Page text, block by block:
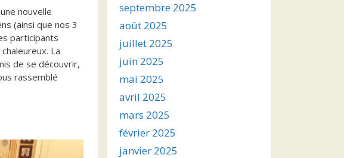
nouvelle
(ainsi que nos 3
participants
La
de se découvrir,
rassemblé
septembre 2025
août 2025
juillet 2025
juin 2025
mai 2025
avril 2025
mars 2025
février 2025
janvier 2025